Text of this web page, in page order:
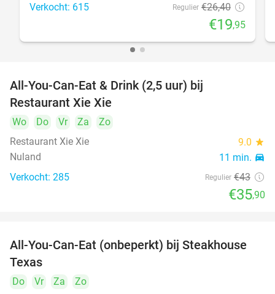
Verkocht: 615 Regulier €26,40
€19,95
All-You-Can-Eat & Drink (2,5 uur) bij
Restaurant Xie Xie
Wo Do Vr Za
Zo
Restaurant Xie Xie
9.0 star
Nuland 11 min. directions_car
Verkocht: 285 Regulier €43
€35,90
18%
All-You-Can-Eat (onbeperkt) bij Steakhouse
Texas
Do Vr Za
Zo